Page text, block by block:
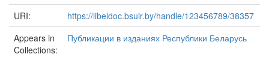
URI:
https://libeldoc.bsuir.by/handle/123456789/38357
Appears in
Collections:
Публикации в изданиях Республики Беларусь